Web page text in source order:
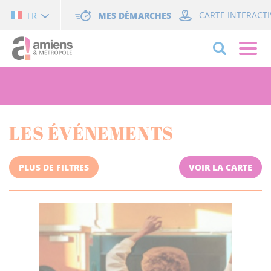
FR MES DÉMARCHES CARTE
LES ÉVÉNEMENTS
PLUS DE FILTRES VOIR LA CARTE